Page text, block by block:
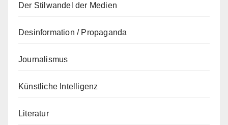
Der Stilwandel der Medien
Desinformation / Propaganda
Journalismus
Künstliche Intelligenz
Literatur